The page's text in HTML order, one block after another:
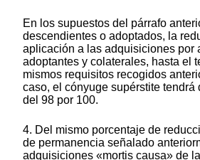
En los supuestos del párrafo
descendientes o adoptados, la
aplicación a las adquisiciones por
adoptantes y colaterales, hasta el
mismos requisitos recogidos
caso, el cónyuge supérstite tendrá
del 98 por 100.
4. Del mismo porcentaje de
de permanencia señalado
adquisiciones «mortis causa» de